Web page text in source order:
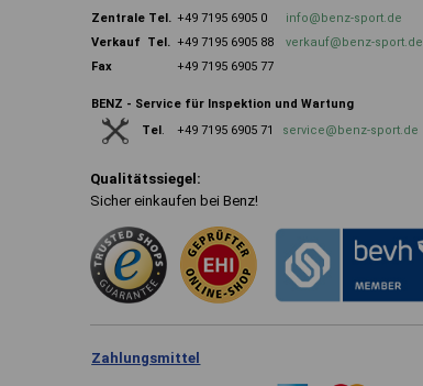
Zentrale Tel. +49 7195 6905 0
info@benz-sport.de
Verkauf Tel.
+49 7195 6905 88
verkauf@benz-sport.de
Fax
+49 7195 6905 77
BENZ - Service für Inspektion und Wartung
Tel. +49 7195 6905 71 service@benz-sport.de
Qualitätssiegel:
Sicher einkaufen bei Benz!
Zahlungsmittel